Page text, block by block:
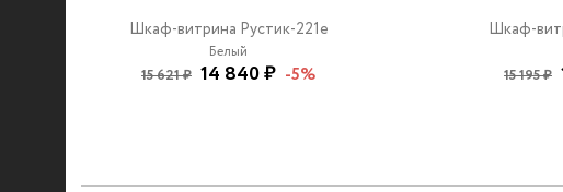
Шкаф-витрина Рустик-221e
Белый
15 621 ₽ 14 840 ₽ -5%
Шкаф-
15 195 ₽